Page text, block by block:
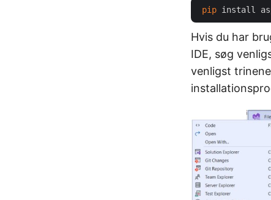
pip
Hvis du har
IDE, søg
venligst